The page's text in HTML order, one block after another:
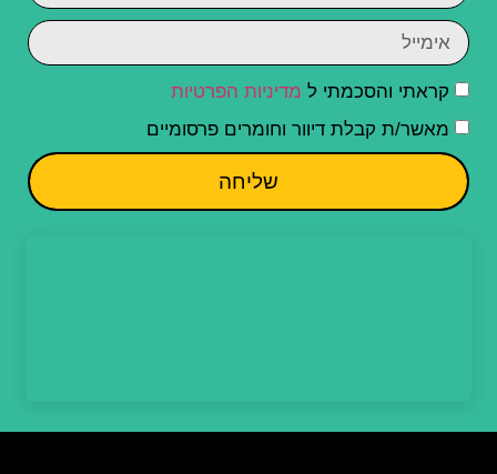
קראתי והסכמתי ל מדיניות הפרטיות
מאשר/ת קבלת דיוור וחומרים פרסומיים
שליחה